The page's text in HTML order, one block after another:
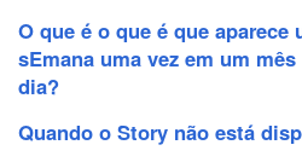
O que é o que é que aparece
sEmana uma vez em um
dia?
Quando o Story não está